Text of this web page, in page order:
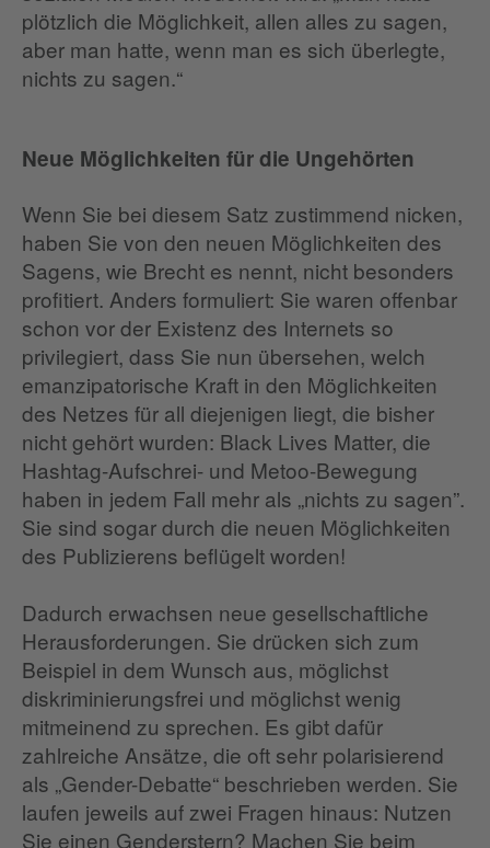
plötzlich die Möglichkeit, allen alles zu sagen,
aber man hatte, wenn man es sich überlegte,
nichts zu sagen.“
Neue Möglichkeiten für die Ungehörten
Wenn Sie bei diesem Satz zustimmend nicken,
haben Sie von den neuen Möglichkeiten des
Sagens, wie Brecht es nennt, nicht besonders
profitiert. Anders formuliert: Sie waren offenbar
schon vor der Existenz des Internets so
privilegiert, dass Sie nun übersehen, welch
emanzipatorische Kraft in den Möglichkeiten
des Netzes für all diejenigen liegt, die bisher
nicht gehört wurden: Black Lives Matter, die
Hashtag-Aufschrei- und Metoo-Bewegung
haben in jedem Fall mehr als „nichts zu sagen”.
Sie sind sogar durch die neuen Möglichkeiten
des Publizierens beflügelt worden!
Dadurch erwachsen neue gesellschaftliche
Herausforderungen. Sie drücken sich zum
Beispiel in dem Wunsch aus, möglichst
diskriminierungsfrei und möglichst wenig
mitmeinend zu sprechen. Es gibt dafür
zahlreiche Ansätze, die oft sehr polarisierend
als „Gender-Debatte“ beschrieben werden. Sie
laufen jeweils auf zwei Fragen hinaus: Nutzen
Sie einen Genderstern? Machen Sie beim